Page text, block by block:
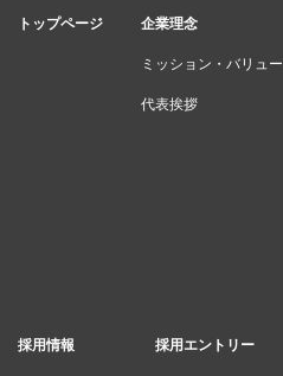
トップページ 企業理念
ミッション・バリュー
代表挨拶
採用情報 採用エントリー